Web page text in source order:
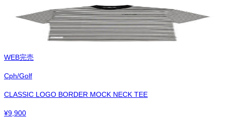
WEB完売
Cph/Golf
CLASSIC LOGO BORDER MOCK NECK TEE
¥9,900